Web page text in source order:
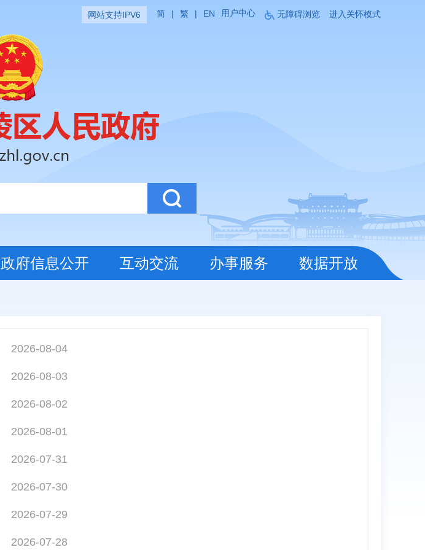
网站支持IPV6 简 | 繁 | EN 用户中心 无障碍浏览 进入关怀模式
政府信息公开 互动交流 办事服务 数据开放
2026-08-04
2026-08-03
2026-08-02
2026-08-01
2026-07-31
2026-07-30
2026-07-29
2026-07-28